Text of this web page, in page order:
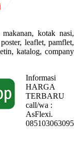
kotak nasi,
leaflet, pamflet,
katalog, company
Informasi
HARGA
TERBARU
call/wa :
AsFlexi.
085103063095